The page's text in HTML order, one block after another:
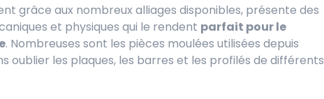
grâce aux nombreux alliages disponibles, présente des
et physiques qui le rendent parfait pour le
. Nombreuses sont les pièces moulées utilisées depuis
oublier les plaques, les barres et les profilés de différents